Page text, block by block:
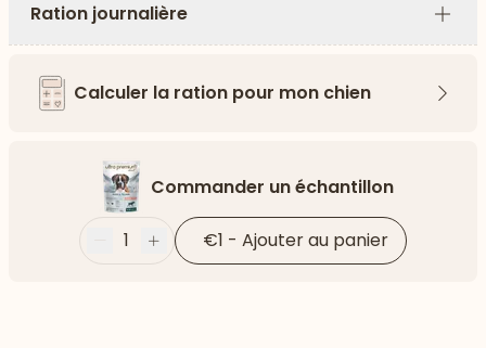
Ration journalière
Plus
Calculer la ration pour mon chien
Commander un échantillon
Moins
1 Plus €1 - Ajouter au panier